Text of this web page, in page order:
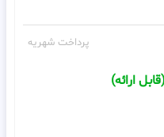
پرداخت شهریه
ارائه)